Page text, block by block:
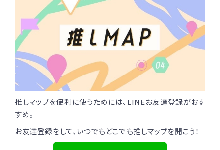
推しマップを便利に使うためには、LINEお友達登録がおす
すめ。
お友達登録をして、いつでもどこでも推しマップを開こう！